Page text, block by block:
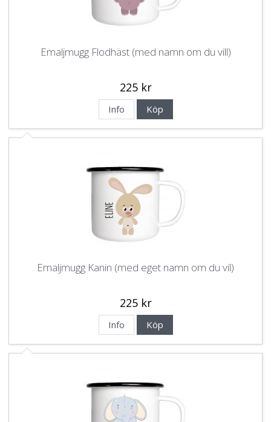
Emaljmugg Flodhäst (med namn om du vill)
225 kr
Info Köp
Emaljmugg Kanin (med eget namn om du vil)
225 kr
Info Köp